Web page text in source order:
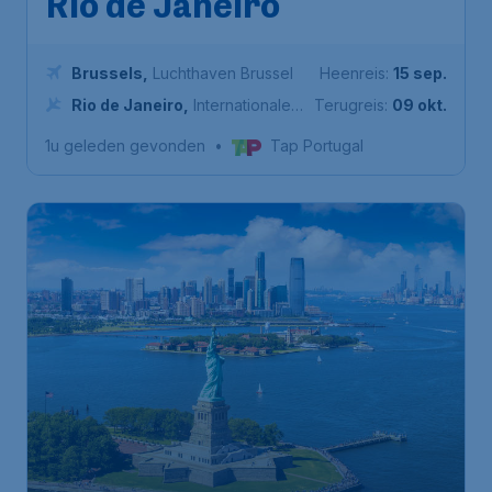
Rio de Janeiro
Brussels
Luchthaven Brussel
Rio de Janeiro
Internationale
Jobim
Heenreis: 15 sep.
Terugreis: 09 okt.
1u geleden gevonden • Tap Portugal
Verenigde Staten
New York
€507